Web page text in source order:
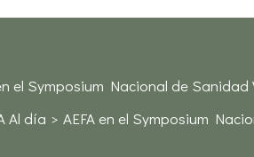
el Symposium Nacional de Sanidad
Al día AEFA en el Symposium